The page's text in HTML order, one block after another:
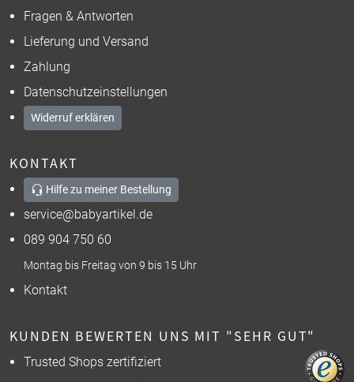
Fragen & Antworten
Lieferung und Versand
Zahlung
Datenschutzeinstellungen
Widerruf erklären
KONTAKT
Hilfe zu meiner Bestellung
service@babyartikel.de
089 904 750 60
Montag bis Freitag von 9 bis 15 Uhr
Kontakt
KUNDEN BEWERTEN UNS MIT "SEHR GUT"
Trusted Shops zertifiziert